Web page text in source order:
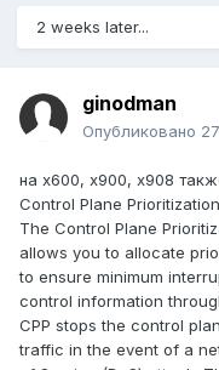
2 weeks later...
ginodman
Опубликовано
на х600, х900, х908
Control Plane
The Control Plane
allows you to allocate
to ensure minimum
control information
CPP stops the control
traffic in the event of a